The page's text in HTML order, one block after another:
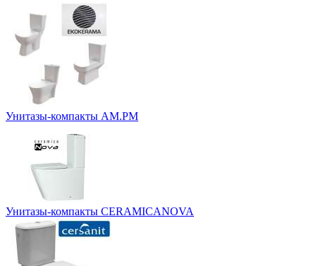
Унитазы-компакты AM.PM
Унитазы-компакты CERAMICANOVA